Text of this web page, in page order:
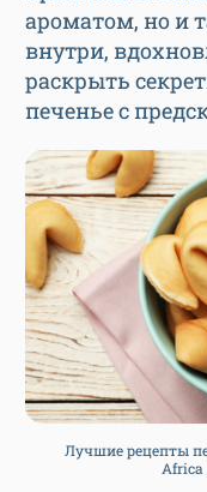
ароматом, но и
внутри,
раскрыть
печенье с
Лучшие рецепты
Africa